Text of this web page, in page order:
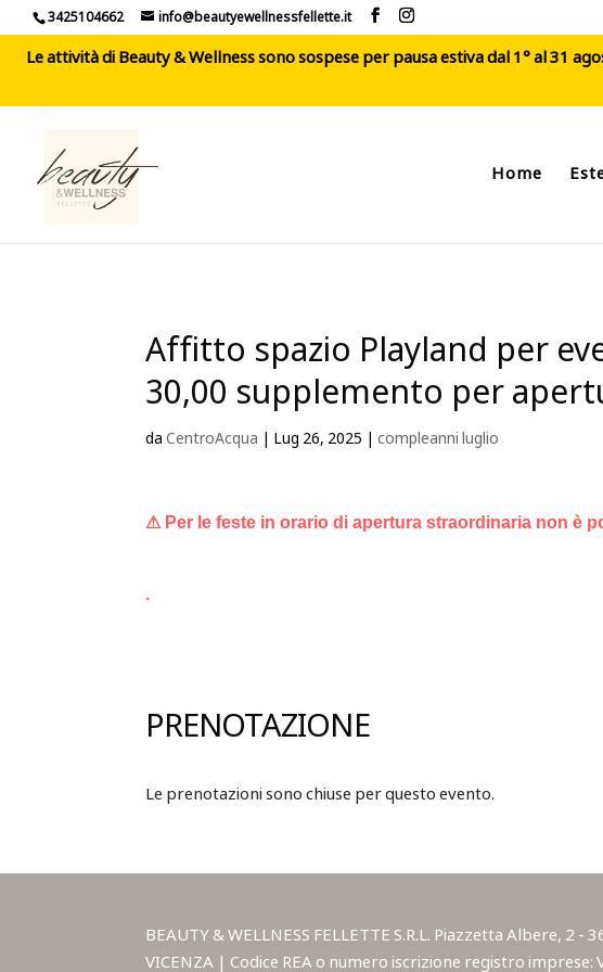
3425104662 info@beautyewellnessfellette.it
Le attività di Beauty & Wellness sono sospese per pausa estiva dal 1° al 31
Home
Affitto spazio Playland per
30,00 supplemento per
daCentroAcqua | Lug 26, 2025 |compleanni luglio
⚠ Per le feste in orario di apertura straordinaria non è
.
PRENOTAZIONE
Le prenotazioni sono chiuse per questo evento.
BEAUTY & WELLNESS FELLETTE S.R.L. Piazzetta Albere,
VICENZA | Codice REA o numero iscrizione registro